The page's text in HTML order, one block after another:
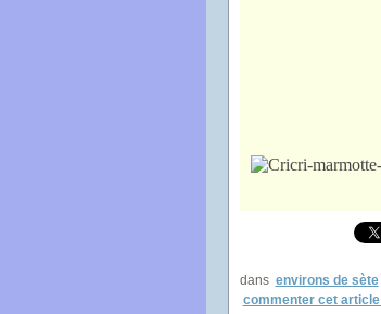
dans environs de sète
commenter cet article